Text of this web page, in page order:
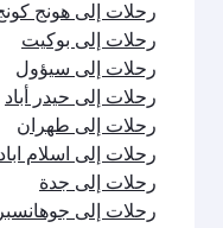
رحلات إلى هونج كونج
رحلات إلى بوكيت
رحلات إلى سيؤول
رحلات إلى حيدر أباد
رحلات إلى طهران
رحلات إلى اسلام اباد
رحلات إلى جدة
رحلات إلى جوهانسبرج